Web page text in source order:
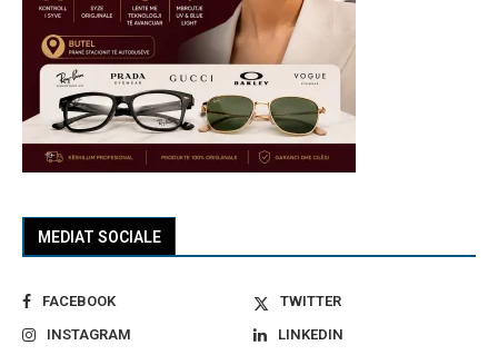
MEDIAT SOCIALE
FACEBOOK
TWITTER
INSTAGRAM
LINKEDIN